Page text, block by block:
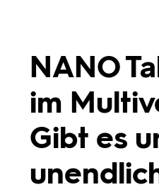
NANO
im
Gibt es